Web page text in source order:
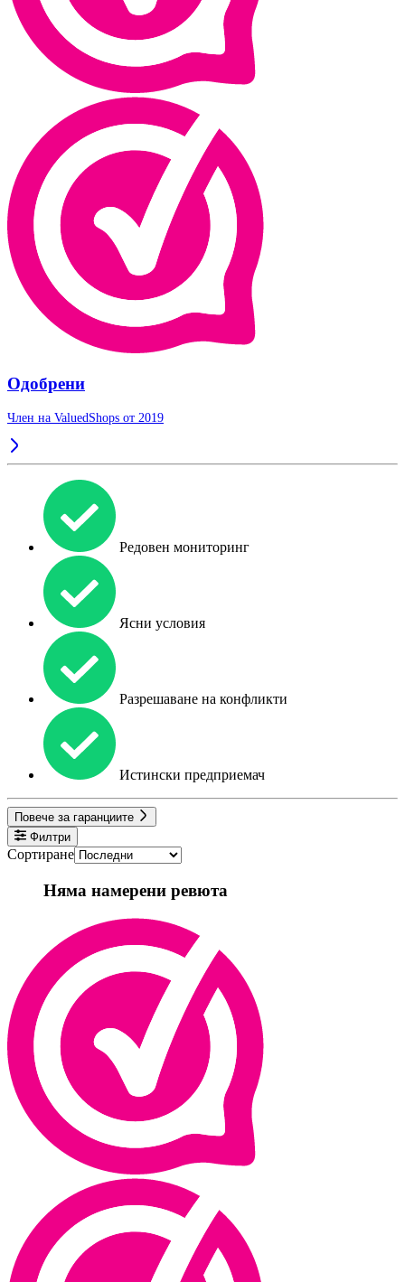
Одобрени
Член на ValuedShops от 2019
Редовен мониторинг
Ясни условия
Разрешаване на конфликти
Истински предприемач
Повече за гаранциите
Филтри
Сортиране
Няма намерени ревюта